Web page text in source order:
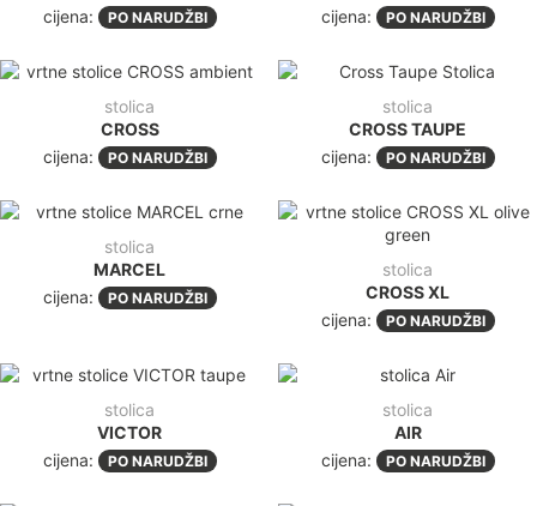
cijena:
PO NARUDŽBI
cijena:
PO NARUDŽBI
stolica
CROSS
cijena:
PO NARUDŽBI
stolica
CROSS TAUPE
cijena:
PO NARUDŽBI
stolica
MARCEL
cijena:
PO NARUDŽBI
stolica
CROSS XL
cijena:
PO NARUDŽBI
stolica
VICTOR
cijena:
PO NARUDŽBI
stolica
AIR
cijena:
PO NARUDŽBI